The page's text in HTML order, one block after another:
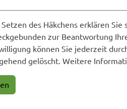
des Häkchens erklären Sie
zur Beantwortung
können Sie jederzeit
gelöscht. Weitere